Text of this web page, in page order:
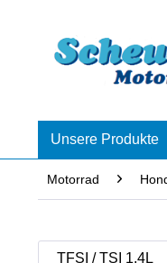
Unsere Produkte
Motorrad
TFSI / TSI 1.4L